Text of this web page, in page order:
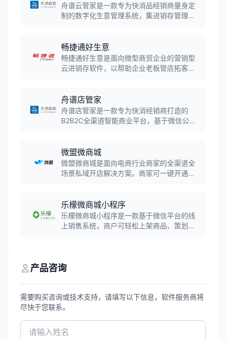
舟谱云管家是一款专为快消品经销商量身定
制的数字化生意管理系统，集进销存管理、
流程，帮助经销商规范业务管理过程，提升
经营效率。
畅捷通好生意
畅捷通好生意是面向微型商贸企业的营销型
云进销存软件，以帮助企业老板管店拓客为
能仓储、会员营销等功能。
舟谱店管家
舟谱店管家是一款专为快消经销商打造的
B2B2C全渠道智能商业平台，基于微信公众
客户粘性、建立自有品牌，提升获单效率。
微盟微商城
微盟微商城是面向电商行业商家的全渠道全
场景私域开店解决方案。商家可一键开通微
沉淀、转化变现、会员沉淀、裂变增长的全
流程运营。
乐檬微商城小程序
乐檬微商城小程序是一款基于微信平台的线
上销售系统，商户可轻松上架商品、策划促
渠道。
产品咨询
需要购买咨询或技术支持，请填写以下信息，软件服务商将
尽快于您联系。